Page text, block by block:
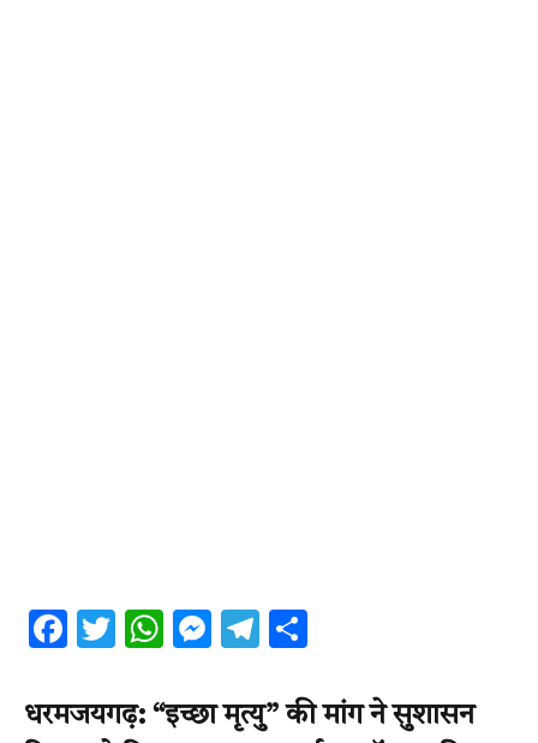
Facebook
Twitter
WhatsApp
Messenger
Telegram
धरमजयगढ़: “इच्छा मृत्यु” की मांग ने सुशासन